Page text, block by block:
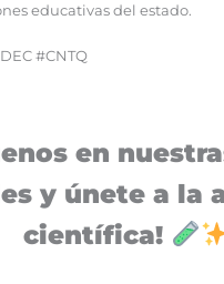
educativas del estado.
#CNTQ
en
y únete a la
científica!